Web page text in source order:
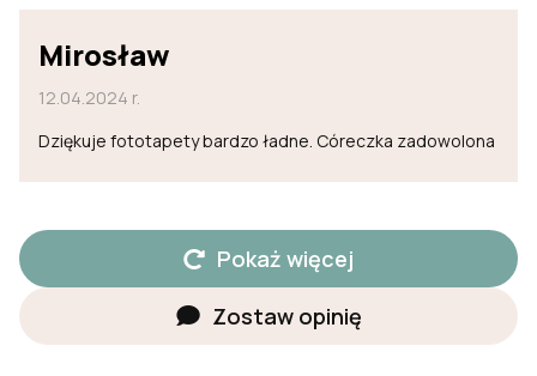
Mirosław
12.04.2024 r.
Dziękuje fototapety bardzo ładne. Córeczka zadowolona
Pokaż więcej
Zostaw opinię